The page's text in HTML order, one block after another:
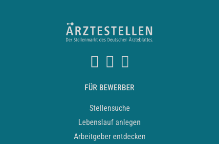
FÜR BEWERBER
Stellensuche
Lebenslauf anlegen
Arbeitgeber entdecken